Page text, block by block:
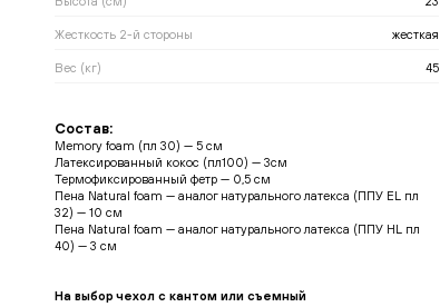
Жесткость 2-й стороны жесткая
Вес (кг) 45
Состав:
Memory foam (пл 30) — 5 см
Латексированный кокос (пл100) — 3см
Термофиксированный фетр — 0,5 см
Пена Natural foam — аналог натурального латекса (ППУ EL пл
32) — 10 см
Пена Natural foam — аналог натурального латекса (ППУ HL пл
40) — 3 см
На выбор чехол с кантом или съемный